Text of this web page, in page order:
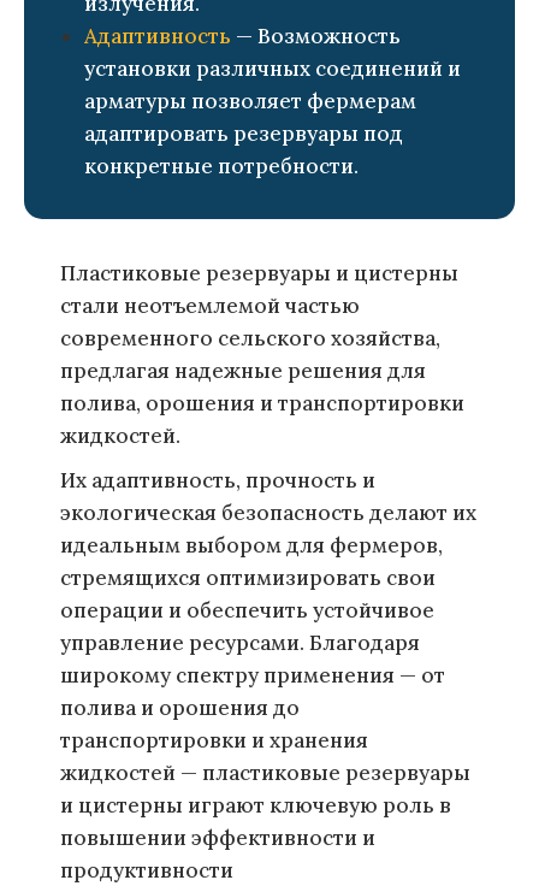
Адаптивность — Возможность
установки различных соединений и
арматуры позволяет фермерам
адаптировать резервуары под
конкретные потребности.
Пластиковые резервуары и цистерны
стали неотъемлемой частью
современного сельского хозяйства,
предлагая надежные решения для
полива, орошения и транспортировки
жидкостей.
Их адаптивность, прочность и
экологическая безопасность делают их
идеальным выбором для фермеров,
стремящихся оптимизировать свои
операции и обеспечить устойчивое
управление ресурсами. Благодаря
широкому спектру применения — от
полива и орошения до
транспортировки и хранения
жидкостей — пластиковые резервуары
и цистерны играют ключевую роль в
повышении эффективности и
продуктивности